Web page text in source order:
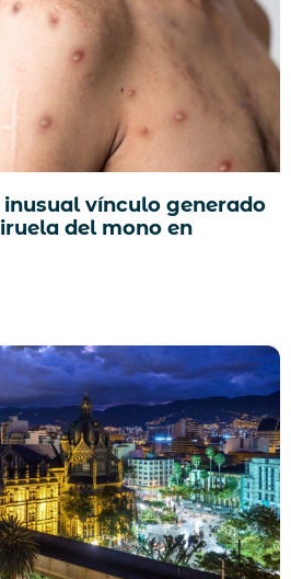
vínculo generado
del mono en